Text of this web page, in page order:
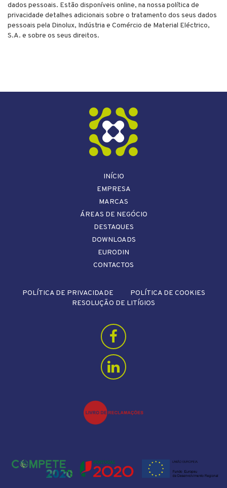
dados pessoais. Estão disponíveis online, na nossa política de
privacidade detalhes adicionais sobre o tratamento dos seus dados
pessoais pela Dinolux, Indústria e Comércio de Material Eléctrico,
S.A. e sobre os seus direitos.
INÍCIO
EMPRESA
MARCAS
ÁREAS DE NEGÓCIO
DESTAQUES
DOWNLOADS
EURODIN
CONTACTOS
POLÍTICA DE PRIVACIDADE
POLÍTICA DE COOKIES
RESOLUÇÃO DE LITÍGIOS